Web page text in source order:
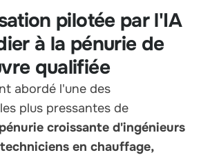
pilotée par l'IA
à la pénurie de
qualifiée
abordé l'une des
plus pressantes de
croissante d'ingénieurs
en chauffage,